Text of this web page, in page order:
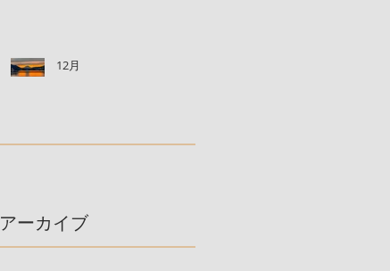
12月
アーカイブ